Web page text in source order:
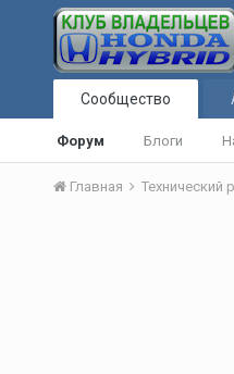
Сообщество
Форум Блоги
Главная Технический